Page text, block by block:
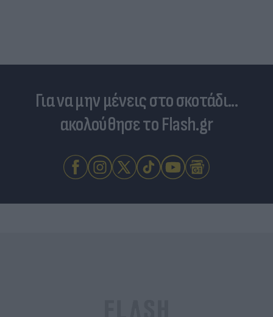
Για να μην μένεις στο σκοτάδι...
ακολούθησε το Flash.gr